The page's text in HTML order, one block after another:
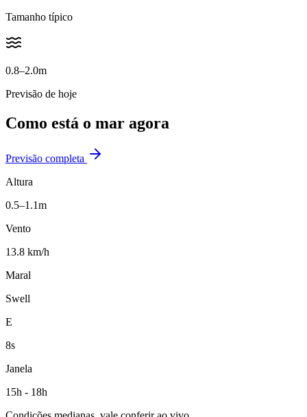
Tamanho típico
0.8–2.0m
Previsão de hoje
Como está o mar agora
Previsão completa
Altura
0.5–1.1m
Vento
13.8 km/h
Maral
Swell
E
8s
Janela
15h - 18h